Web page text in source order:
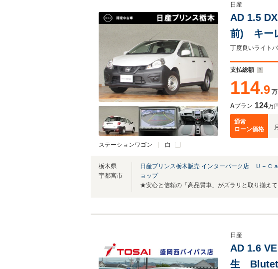
ステーションワゴン 白
日産
AD 1.5
前) キー
丁度良いライト
支払総額
114.9
Aプラン 124万
通常
ローン価格
栃木県
宇都宮市
日産プリンス栃木販売 インターパーク店 Ｕ－Ｃ
ョップ
日産
AD 1.6
生